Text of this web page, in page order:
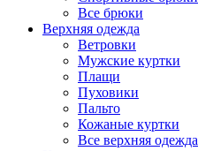
Все брюки
Верхняя одежда
Ветровки
Мужские куртки
Плащи
Пуховики
Пальто
Кожаные куртки
Все верхняя одежда